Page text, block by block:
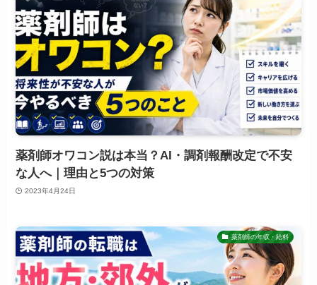
薬剤師オワコン説は本当？AI・調剤報酬改定で不安
な人へ｜理由と5つの対策
2023年4月24日
薬剤師の年収・給料